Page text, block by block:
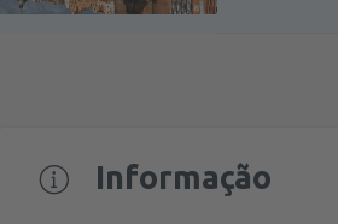
Informação